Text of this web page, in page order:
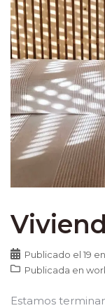
Publicado el 19
Publicada en
Estamos